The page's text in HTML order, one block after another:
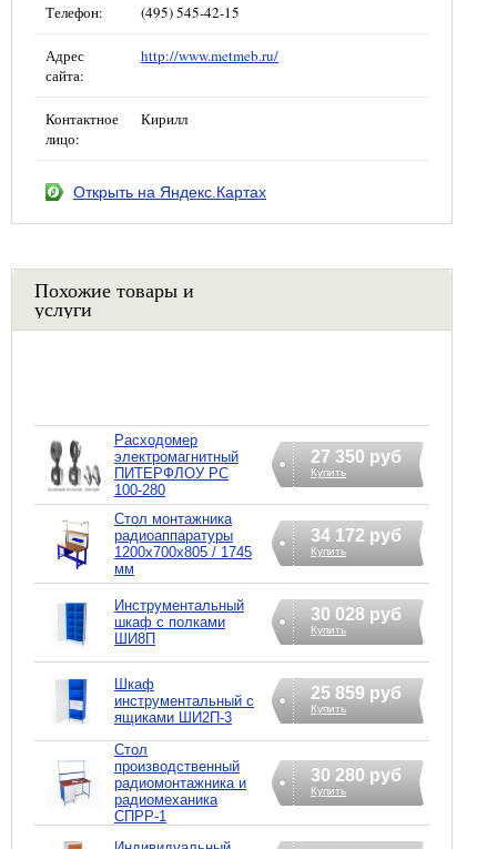
Телефон: (495) 545-42-15
Адрес
сайта:
http://www.metmeb.ru/
Контактное
лицо:
Кирилл
Открыть на Яндекс.Картах
Похожие товары и
услуги
Расходомер
электромагнитный
ПИТЕРФЛОУ РС
100-280
27 350 руб
Купить
Стол монтажника
радиоаппаратуры
1200х700х805 / 1745
мм
34 172 руб
Купить
Инструментальный
шкаф с полками
ШИ8П
30 028 руб
Купить
Шкаф
инструментальный с
ящиками ШИ2П-3
25 859 руб
Купить
Стол
производственный
радиомонтажника и
радиомеханика
СПРР-1
30 280 руб
Купить